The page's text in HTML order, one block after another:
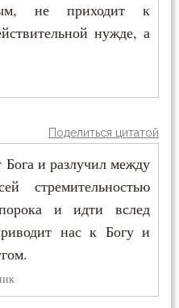
не приходит к
нужде, а
Поделиться цитатой
и разлучил между
стремительностью
и идти вслед
нас к Богу и